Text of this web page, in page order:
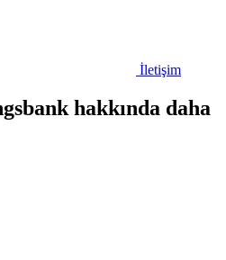
İletişim
hakkında daha